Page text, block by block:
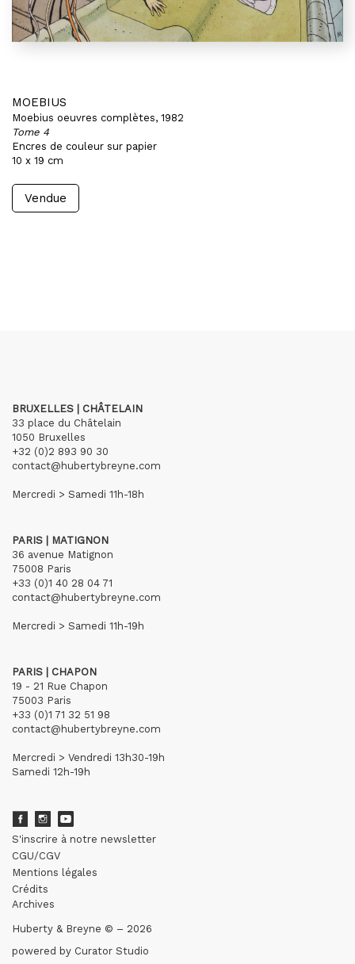
MOEBIUS
Moebius oeuvres complètes, 1982
Tome 4
Encres de couleur sur papier
10 x 19 cm
Vendue
BRUXELLES | CHÂTELAIN
33 place du Châtelain
1050 Bruxelles
+32 (0)2 893 90 30
contact@hubertybreyne.com
Mercredi > Samedi 11h-18h
PARIS | MATIGNON
36 avenue Matignon
75008 Paris
+33 (0)1 40 28 04 71
contact@hubertybreyne.com
Mercredi > Samedi 11h-19h
PARIS | CHAPON
19 - 21 Rue Chapon
75003 Paris
+33 (0)1 71 32 51 98
contact@hubertybreyne.com
Mercredi > Vendredi 13h30-19h
Samedi 12h-19h
S'inscrire à notre newsletter
CGU/CGV
Mentions légales
Crédits
Archives
Huberty & Breyne © – 2026
powered by Curator Studio